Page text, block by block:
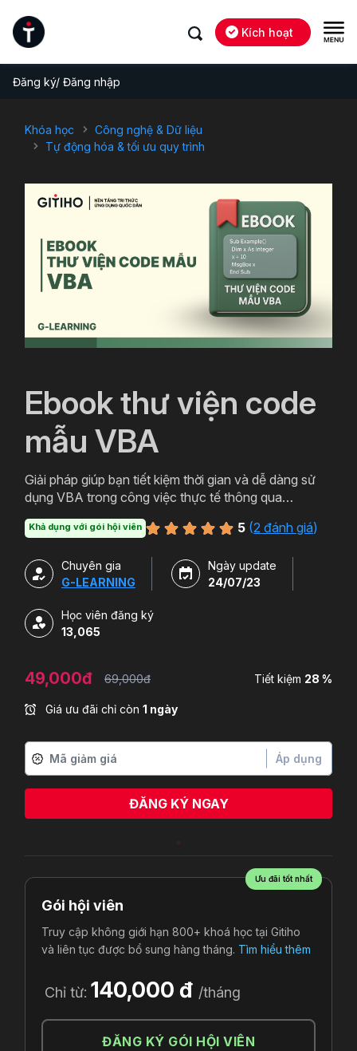
Kích hoạt
Đăng ký/ Đăng nhập
Khóa học
Công nghệ & Dữ liệu
Tự động hóa & tối ưu quy trình
Ebook thư viện code
mẫu VBA
Giải pháp giúp bạn tiết kiệm thời gian và dễ dàng sử
dụng VBA trong công việc thực tế thông qua
qua các đoạn code mẫu, bạn sẽ: Biết được cú pháp
Chỉ cần chỉnh sửa 1 chút (theo hướng dẫn) là có
thể áp dụng ngay vào công việc một cách nhanh
thường gặp nhất trong công việc. Một giải pháp đơn
giản và rất dễ dàng để sử dụng với chi phí vô cùng
Khả dụng với gói hội viên 5 (2 đánh giá)
Chuyên gia
G-LEARNING
Ngày update
24/07/23
Học viên đăng ký
13,065
49,000đ 69,000đ Tiết kiệm 28 %
Giá ưu đãi chỉ còn 1 ngày
Áp dụng
ĐĂNG KÝ NGAY
Ưu đãi tốt nhất
Gói hội viên
Truy cập không giới hạn 800+ khoá học tại Gitiho
và liên tục được bổ sung hàng tháng. Tìm hiểu thêm
Chỉ từ: 140,000 đ /tháng
ĐĂNG KÝ GÓI HỘI VIÊN